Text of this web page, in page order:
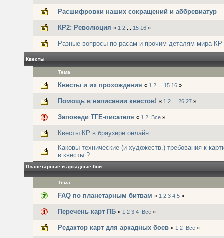
Расшифровки наших сокращений и аббревиатур
КР2: Революция « 1 2 15 16 »
Разные вопросы по расам и прочим деталям мира КР
Квесты
Тема
Квесты и их прохождения « 1 2 15 16 »
Помощь в написании квестов! « 1 2 26 27 »
Заповеди ТГЕ-писателя « 1 2 Все »
Квесты КР в браузере онлайн
Каковы технические (и художеств.) требования к
в квесты ?
Планетарные и аркадные бои
Тема
FAQ по планетарным битвам « 1 2 3 4 5 »
Перечень карт ПБ « 1 2 3 4 Все »
Редактор карт для аркадных боев « 1 2 Все »